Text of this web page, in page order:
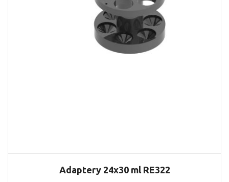
Adaptery 24x30 ml RE322